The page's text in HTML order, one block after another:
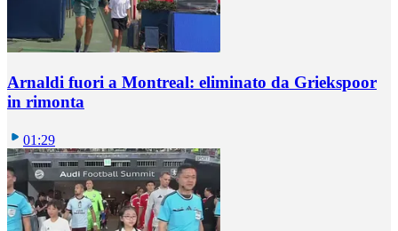
Arnaldi fuori a Montreal: eliminato da Griekspoor
in rimonta
01:29